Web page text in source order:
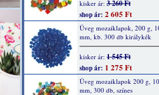
kisker ár: 3 260 Ft
shop ár: 2 605 Ft
Üveg mozaiklapok, 200 g,
mm, kb. 300 db királykék
kisker ár: 1 545 Ft
shop ár: 1 275 Ft
Üveg mozaiklapok 200 g,
mm, 300 db, színes